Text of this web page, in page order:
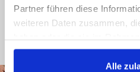
Partner führen diese
weiteren Daten zusammen,
gesammelt haben.
Alle